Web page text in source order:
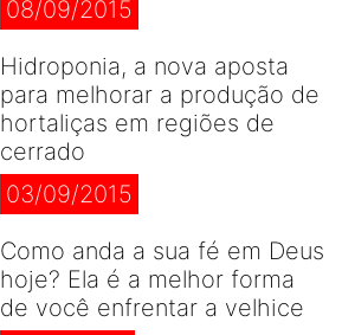
08/09/2015
Hidroponia, a nova aposta
para melhorar a produção de
hortaliças em regiões de
cerrado
03/09/2015
Como anda a sua fé em Deus
hoje? Ela é a melhor forma
de você enfrentar a velhice